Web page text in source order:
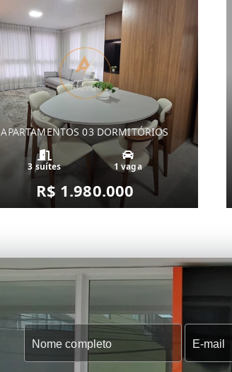
APARTAMENTOS 03 DORMITÓRIOS
3 suítes 1 vaga
R$ 1.980.000